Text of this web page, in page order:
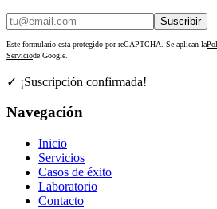
Suscribir
Este formulario esta protegido por reCAPTCHA. Se aplican la
Serviciode Google.
✓ ¡Suscripción confirmada!
Navegación
Inicio
Servicios
Casos de éxito
Laboratorio
Contacto